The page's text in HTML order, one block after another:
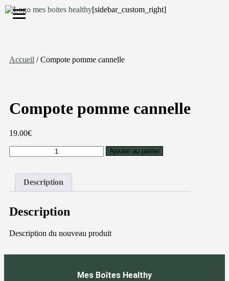
[sidebar_custom_right]
S'inscrire
Accueil / Compote pomme cannelle
Compote pomme cannelle
19.00€
Ajouter au panier
Description
Description
Description du nouveau produit
Mes Boîtes Healthy